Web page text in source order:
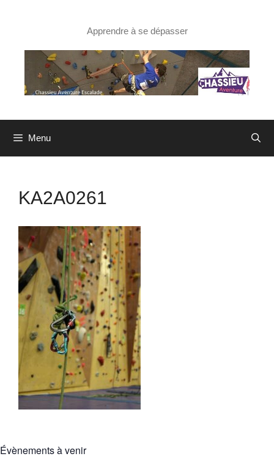
Apprendre à se dépasser
Menu
KA2A0261
Évènements à venir